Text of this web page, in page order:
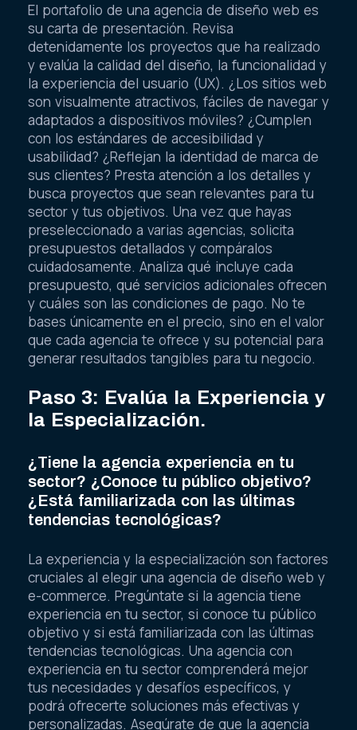
El portafolio de una agencia de diseño web es
su carta de presentación. Revisa
detenidamente los proyectos que ha realizado
y evalúa la calidad del diseño, la funcionalidad y
la experiencia del usuario (UX). ¿Los sitios web
son visualmente atractivos, fáciles de navegar y
adaptados a dispositivos móviles? ¿Cumplen
con los estándares de accesibilidad y
usabilidad? ¿Reflejan la identidad de marca de
sus clientes? Presta atención a los detalles y
busca proyectos que sean relevantes para tu
sector y tus objetivos. Una vez que hayas
preseleccionado a varias agencias, solicita
presupuestos detallados y compáralos
cuidadosamente. Analiza qué incluye cada
presupuesto, qué servicios adicionales ofrecen
y cuáles son las condiciones de pago. No te
bases únicamente en el precio, sino en el valor
que cada agencia te ofrece y su potencial para
generar resultados tangibles para tu negocio.
Paso 3: Evalúa la Experiencia y
la Especialización.
¿Tiene la agencia experiencia en tu
sector? ¿Conoce tu público objetivo?
¿Está familiarizada con las últimas
tendencias tecnológicas?
La experiencia y la especialización son factores
cruciales al elegir una agencia de diseño web y
e-commerce. Pregúntate si la agencia tiene
experiencia en tu sector, si conoce tu público
objetivo y si está familiarizada con las últimas
tendencias tecnológicas. Una agencia con
experiencia en tu sector comprenderá mejor
tus necesidades y desafíos específicos, y
podrá ofrecerte soluciones más efectivas y
personalizadas. Asegúrate de que la agencia